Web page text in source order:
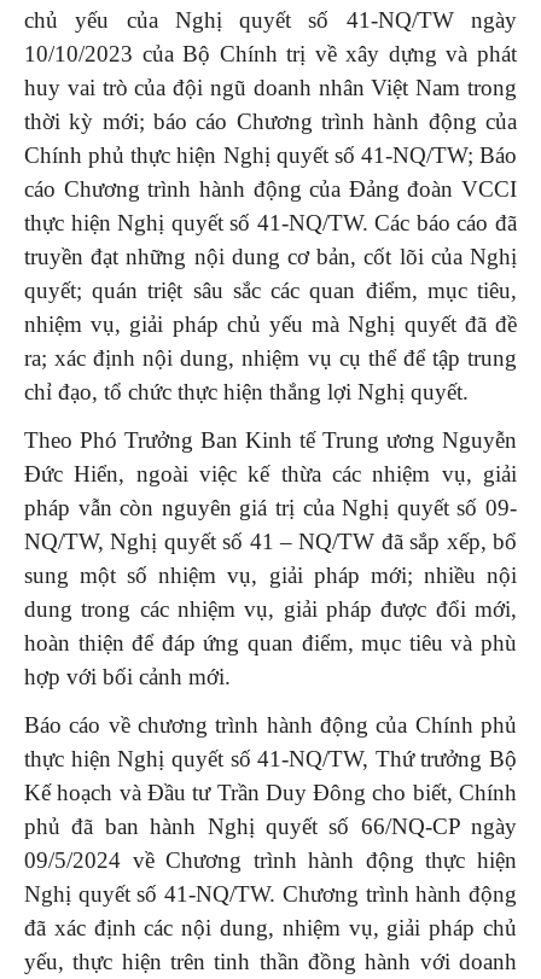
chủ yếu của Nghị quyết số 41-NQ/TW ngày
10/10/2023 của Bộ Chính trị về xây dựng và phát
huy vai trò của đội ngũ doanh nhân Việt Nam trong
thời kỳ mới; báo cáo Chương trình hành động của
Chính phủ thực hiện Nghị quyết số 41-NQ/TW; Báo
cáo Chương trình hành động của Đảng đoàn VCCI
thực hiện Nghị quyết số 41-NQ/TW. Các báo cáo đã
truyền đạt những nội dung cơ bản, cốt lõi của Nghị
quyết; quán triệt sâu sắc các quan điểm, mục tiêu,
nhiệm vụ, giải pháp chủ yếu mà Nghị quyết đã đề
ra; xác định nội dung, nhiệm vụ cụ thể để tập trung
chỉ đạo, tổ chức thực hiện thắng lợi Nghị quyết.
Theo Phó Trưởng Ban Kinh tế Trung ương Nguyễn
Đức Hiển, ngoài việc kế thừa các nhiệm vụ, giải
pháp vẫn còn nguyên giá trị của Nghị quyết số 09-
NQ/TW, Nghị quyết số 41 – NQ/TW đã sắp xếp, bổ
sung một số nhiệm vụ, giải pháp mới; nhiều nội
dung trong các nhiệm vụ, giải pháp được đổi mới,
hoàn thiện để đáp ứng quan điểm, mục tiêu và phù
hợp với bối cảnh mới.
Báo cáo về chương trình hành động của Chính phủ
thực hiện Nghị quyết số 41-NQ/TW, Thứ trưởng Bộ
Kế hoạch và Đầu tư Trần Duy Đông cho biết, Chính
phủ đã ban hành Nghị quyết số 66/NQ-CP ngày
09/5/2024 về Chương trình hành động thực hiện
Nghị quyết số 41-NQ/TW. Chương trình hành động
đã xác định các nội dung, nhiệm vụ, giải pháp chủ
yếu, thực hiện trên tinh thần đồng hành với doanh